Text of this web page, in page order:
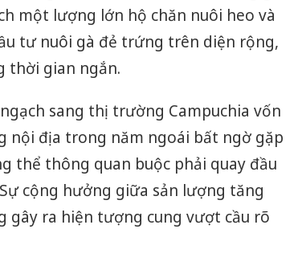
một lượng lớn hộ chăn nuôi heo và
tư nuôi gà đẻ trứng trên diện rộng,
thời gian ngắn.
sang thị trường Campuchia vốn
nội địa trong năm ngoái bất ngờ gặp
thể thông quan buộc phải quay đầu
cộng hưởng giữa sản lượng tăng
gây ra hiện tượng cung vượt cầu rõ